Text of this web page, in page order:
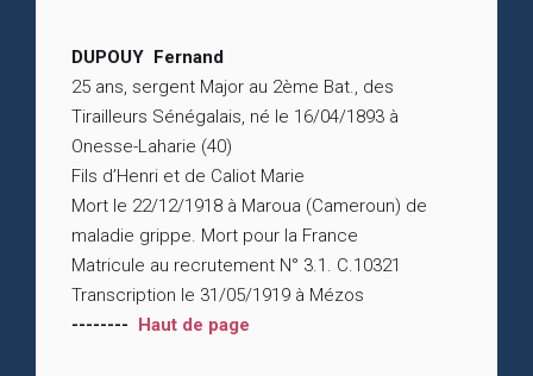
DUPOUY Fernand
25 ans, sergent Major au 2ème Bat., des
Tirailleurs Sénégalais, né le 16/04/1893 à
Onesse-Laharie (40)
Fils d’Henri et de Caliot Marie
Mort le 22/12/1918 à Maroua (Cameroun) de
maladie grippe. Mort pour la France
Matricule au recrutement N° 3.1. C.10321
Transcription le 31/05/1919 à Mézos
-------- Haut de page